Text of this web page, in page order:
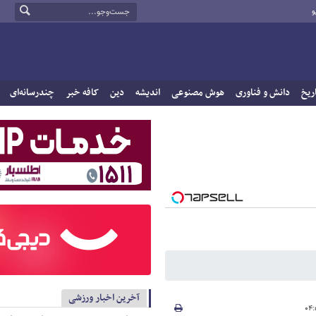
دانش و فناوری هوش مصنوعی اندیشه دین کافه خبر چندرسانه‌ای
آخرین اخبار ورزشی